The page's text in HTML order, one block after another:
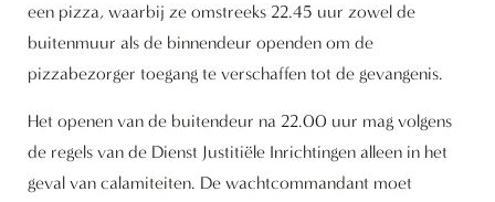
een pizza, waarbij ze omstreeks 22.45 uur zowel de
buitenmuur als de binnendeur openden om de
pizzabezorger toegang te verschaffen tot de gevangenis.
Het openen van de buitendeur na 22.00 uur mag volgens
de regels van de Dienst Justitiële Inrichtingen alleen in het
geval van calamiteiten. De wachtcommandant moet